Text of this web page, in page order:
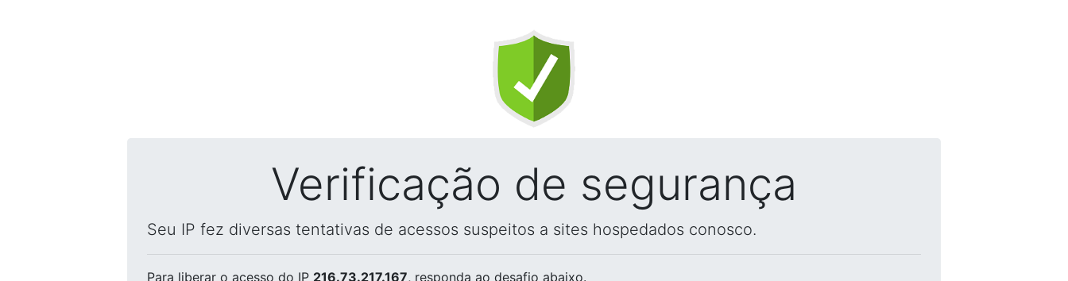
Verificação de segurança
Seu IP fez diversas tentativas de acessos suspeitos a sites hospedados conosco.
Para liberar o acesso do IP 216.73.217.167, responda ao desafio abaixo.